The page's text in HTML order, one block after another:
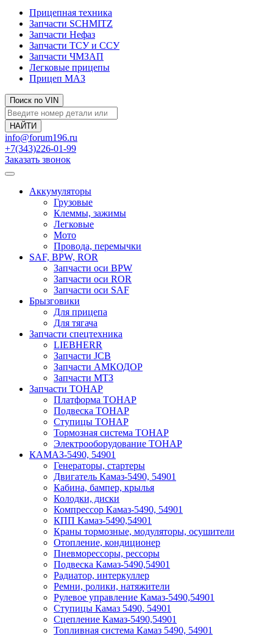
Прицепная техника
Запчасти SCHMITZ
Запчасти Нефаз
Запчасти ТСУ и ССУ
Запчасти ЧМЗАП
Легковые прицепы
Прицеп МАЗ
Поиск по VIN
info@forum196.ru
+7(343)226-01-99
Заказать звонок
Аккумуляторы
Грузовые
Клеммы, зажимы
Легковые
Мото
Провода, перемычки
SAF, BPW, ROR
Запчасти оси BPW
Запчасти оси ROR
Запчасти оси SAF
Брызговики
Для прицепа
Для тягача
Запчасти спецтехника
LIEBHERR
Запчасти JCB
Запчасти АМКОДОР
Запчасти МТЗ
Запчасти ТОНАР
Платформа ТОНАР
Подвеска ТОНАР
Ступицы ТОНАР
Тормозная система ТОНАР
Электрооборудование ТОНАР
КАМАЗ-5490, 54901
Генераторы, стартеры
Двигатель Камаз-5490, 54901
Кабина, бампер, крылья
Колодки, диски
Компрессор Камаз-5490, 54901
КПП Камаз-5490,54901
Краны тормозные, модуляторы, осушители
Отопление, кондиционер
Пневморессоры, рессоры
Подвеска Камаз-5490,54901
Радиатор, интеркуллер
Ремни, ролики, натяжители
Рулевое управление Камаз-5490,54901
Ступицы Камаз 5490, 54901
Сцепление Камаз-5490,54901
Топливная система Камаз 5490, 54901